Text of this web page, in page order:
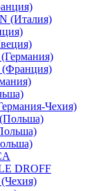
(Италия)
Чехия)
DROFF